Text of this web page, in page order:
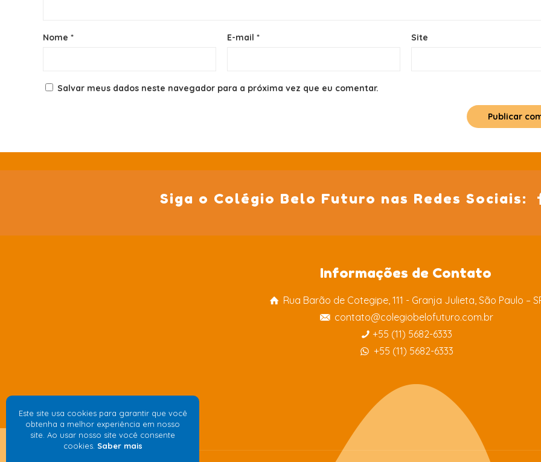
Nome* E-mail* Site
Salvar meus dados neste navegador para a próxima vez que eu comentar.
Siga o Colégio Belo Futuro nas Redes Sociais:
Informações de Contato
Rua Barão de Cotegipe, 111 - Granja Julieta, São Paulo –
contato@colegiobelofuturo.com.br
+55 (11) 5682-6333
+55 (11) 5682-6333
Este site usa cookies para garantir que você
obtenha a melhor experiência em nosso
site. Ao usar nosso site você consente
cookies. Saber mais